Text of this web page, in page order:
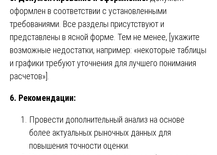
оформлен в соответствии с установленными
требованиями. Все разделы присутствуют и
представлены в ясной форме. Тем не менее, [укажите
возможные недостатки, например: «некоторые таблицы
и графики требуют уточнения для лучшего понимания
расчетов»].
6. Рекомендации:
Провести дополнительный анализ на основе
более актуальных рыночных данных для
повышения точности оценки.